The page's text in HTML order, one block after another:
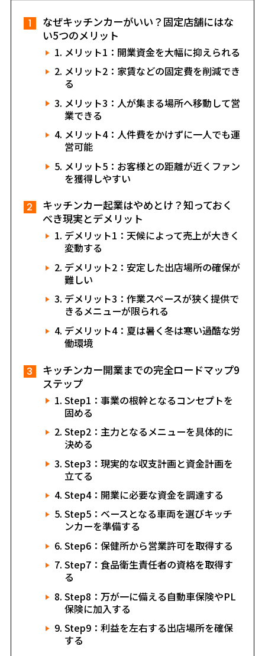
なぜキッチンカーがいい？固定店舗にはな
い5つのメリット
メリット1：開業資金を大幅に抑えられる
メリット2：家賃などの固定費を削減でき
る
メリット3：人が集まる場所へ移動して営
業できる
メリット4：人件費をかけずに一人でも運
営可能
メリット5：お客様との距離が近くファン
を獲得しやすい
キッチンカー起業はやめとけ？知っておく
べき現実とデメリット
デメリット1：天候によって売上が大きく
変動する
デメリット2：安定した出店場所の確保が
難しい
デメリット3：作業スペースが狭く提供で
きるメニューが限られる
デメリット4：夏は暑く冬は寒い過酷な労
働環境
キッチンカー開業までの完全ロードマップ9
ステップ
Step1：事業の根幹となるコンセプトを
固める
Step2：主力となるメニューを具体的に
決める
Step3：現実的な収支計画と資金計画を
立てる
Step4：開業に必要な資金を調達する
Step5：ベースとなる車両を選びキッチ
ンカーを準備する
Step6：保健所から営業許可を取得する
Step7：食品衛生責任者の資格を取得す
る
Step8：万が一に備える自動車保険やPL
保険に加入する
Step9：利益を左右する出店場所を確保
する